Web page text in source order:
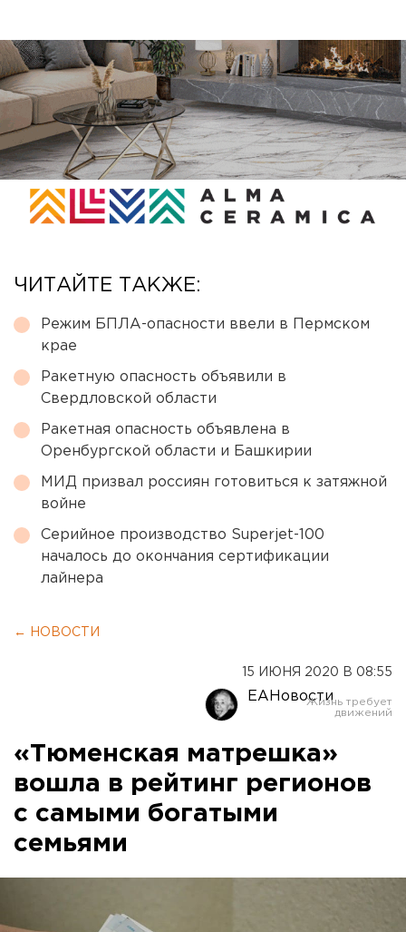
ЧИТАЙТЕ ТАКЖЕ:
Режим БПЛА-опасности ввели в Пермском
крае
Ракетную опасность объявили в
Свердловской области
Ракетная опасность объявлена в
Оренбургской области и Башкирии
МИД призвал россиян готовиться к затяжной
войне
Серийное производство Superjet-100
началось до окончания сертификации
лайнера
← НОВОСТИ
15 ИЮНЯ 2020 В 08:55
ЕАНовости
«Тюменская матрешка»
вошла в рейтинг регионов
с самыми богатыми
семьями